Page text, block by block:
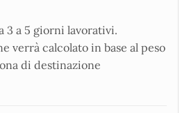
3 a 5 giorni lavorativi.
verrà calcolato in base al peso
di destinazione